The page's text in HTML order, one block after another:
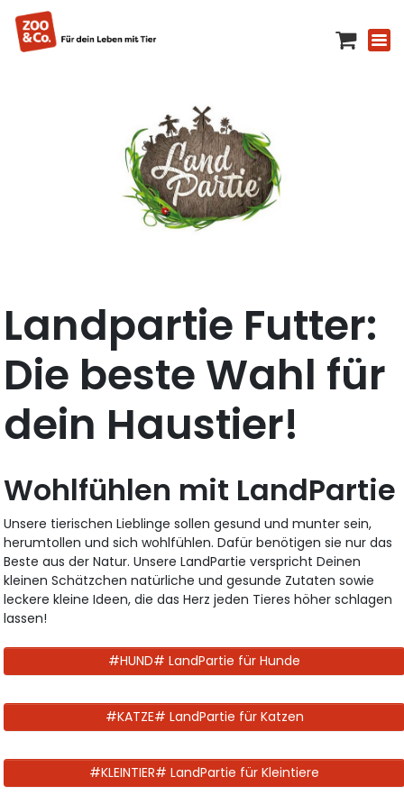
Landpartie Futter:
Die beste Wahl für
dein Haustier!
Wohlfühlen mit LandPartie
Unsere tierischen Lieblinge sollen gesund und munter sein,
herumtollen und sich wohlfühlen. Dafür benötigen sie nur das
Beste aus der Natur. Unsere LandPartie verspricht Deinen
kleinen Schätzchen natürliche und gesunde Zutaten sowie
leckere kleine Ideen, die das Herz jeden Tieres höher schlagen
lassen!
#HUND# LandPartie für Hunde
#KATZE# LandPartie für Katzen
#KLEINTIER# LandPartie für Kleintiere